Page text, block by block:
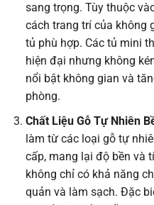
sang trọng. Tùy thuộc
cách trang trí của không
tủ phù hợp. Các tủ mini
hiện đại nhưng không
nổi bật không gian và
phòng.
Chất Liệu Gỗ Tự Nhiên
làm từ các loại gỗ tự
cấp, mang lại độ bền và
không chỉ có khả năng
quản và làm sạch. Đặc